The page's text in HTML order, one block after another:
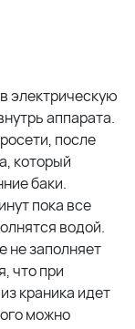
электрическую
аппарата.
после
который
баки.
пока все
водой.
не заполняет
что при
краника идет
можно